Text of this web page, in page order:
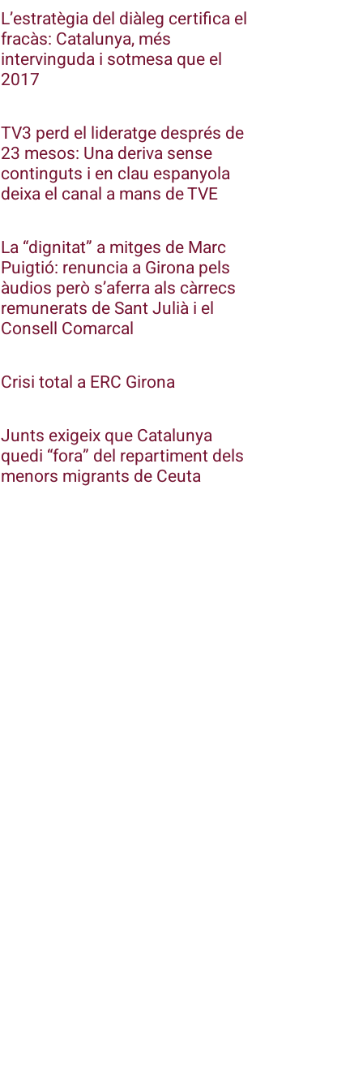
L’estratègia del diàleg certifica el
fracàs: Catalunya, més
intervinguda i sotmesa que el
2017
TV3 perd el lideratge després de
23 mesos: Una deriva sense
continguts i en clau espanyola
deixa el canal a mans de TVE
La “dignitat” a mitges de Marc
Puigtió: renuncia a Girona pels
àudios però s’aferra als càrrecs
remunerats de Sant Julià i el
Consell Comarcal
Crisi total a ERC Girona
Junts exigeix que Catalunya
quedi “fora” del repartiment dels
menors migrants de Ceuta